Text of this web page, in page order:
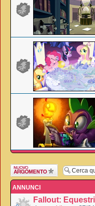
Scrivi un nuovo
argomento
ANNUNCI
Fallout: